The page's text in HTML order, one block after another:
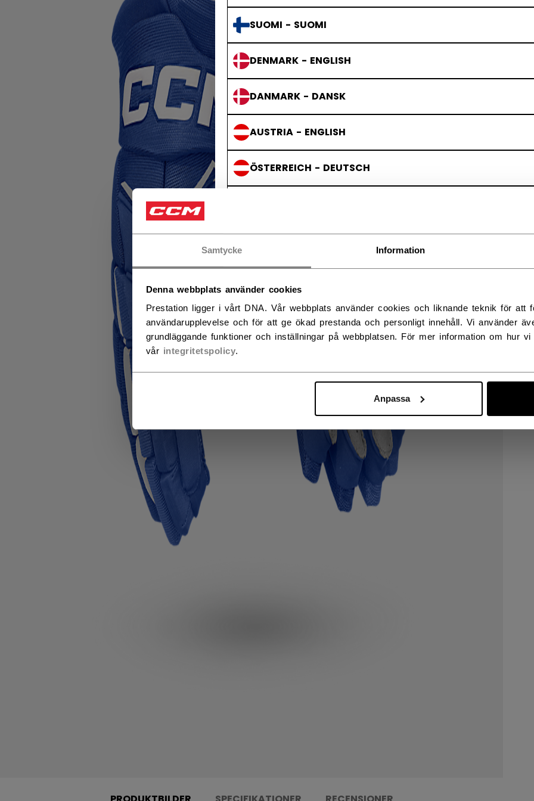
Samtycke Information
Denna webbplats använder cookies
Prestation ligger i vårt DNA. Vår webbplats använder cookies och liknande teknik för att
användarupplevelse och för att ge ökad prestanda och personligt innehåll. Vi använder
grundläggande funktioner och inställningar på webbplatsen. För mer information om hur
vår integritetspolicy.
Anpassa
SUOMI - SUOMI
DENMARK - ENGLISH
DANMARK - DANSK
AUSTRIA - ENGLISH
ÖSTERREICH - DEUTSCH
NORGE - NORSK